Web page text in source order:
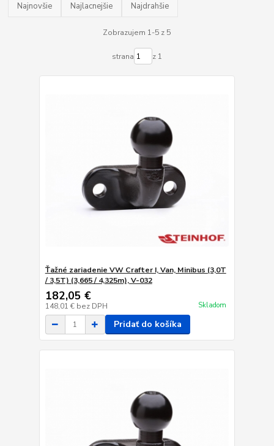
Najnovšie Najlacnejšie Najdrahšie
Zobrazujem 1-5 z 5
strana z 1
Ťažné zariadenie VW Crafter I, Van, Minibus (3,0T
/ 3,5T) (3,665 / 4,325m), V-032
182,05 €
148,01 € bez DPH Skladom
Pridať do košíka